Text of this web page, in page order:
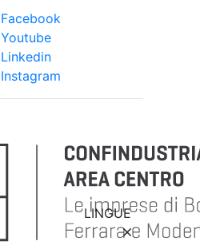
Facebook
Youtube
Linkedin
Instagram
LINGUE